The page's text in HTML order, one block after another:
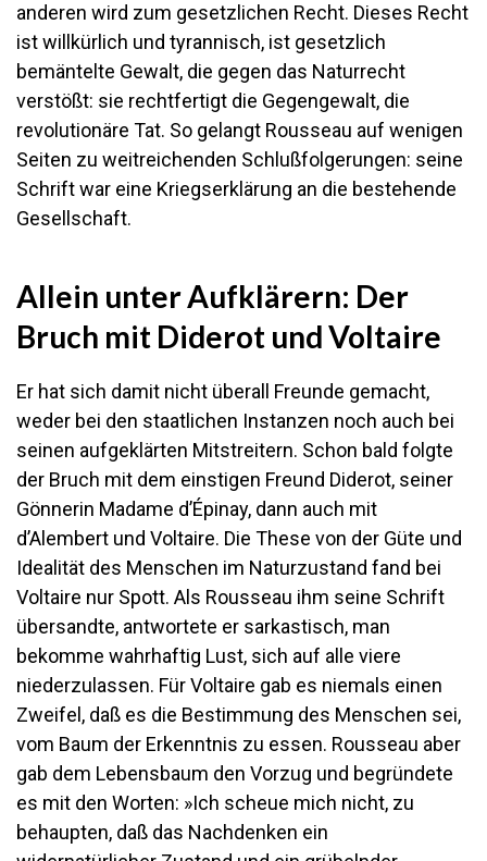
anderen wird zum gesetzlichen Recht. Dieses Recht
ist willkürlich und tyrannisch, ist gesetzlich
bemäntelte Gewalt, die gegen das Naturrecht
verstößt: sie rechtfertigt die Gegengewalt, die
revolutionäre Tat. So gelangt Rousseau auf wenigen
Seiten zu weitreichenden Schlußfolgerungen: seine
Schrift war eine Kriegserklärung an die bestehende
Gesellschaft.
Allein unter Aufklärern: Der
Bruch mit Diderot und Voltaire
Er hat sich damit nicht überall Freunde gemacht,
weder bei den staatlichen Instanzen noch auch bei
seinen aufgeklärten Mitstreitern. Schon bald folgte
der Bruch mit dem einstigen Freund Diderot, seiner
Gönnerin Madame d’Épinay, dann auch mit
d’Alembert und Voltaire. Die These von der Güte und
Idealität des Menschen im Naturzustand fand bei
Voltaire nur Spott. Als Rousseau ihm seine Schrift
übersandte, antwortete er sarkastisch, man
bekomme wahrhaftig Lust, sich auf alle viere
niederzulassen. Für Voltaire gab es niemals einen
Zweifel, daß es die Bestimmung des Menschen sei,
vom Baum der Erkenntnis zu essen. Rousseau aber
gab dem Lebensbaum den Vorzug und begründete
es mit den Worten: »Ich scheue mich nicht, zu
behaupten, daß das Nachdenken ein